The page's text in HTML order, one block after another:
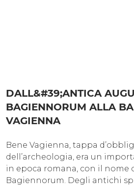
DALL&#39;ANTICA
BAGIENNORUM ALLA
VAGIENNA
Bene Vagienna, tappa
dell’archeologia, era un
in epoca romana, con il nome
Bagiennorum. Degli antichi